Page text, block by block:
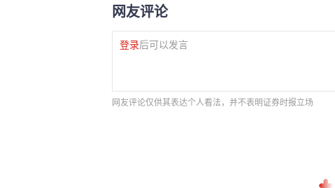
网友评论
登录后可以发言
网友评论仅供其表达个人看法，并不表明证券时报立场